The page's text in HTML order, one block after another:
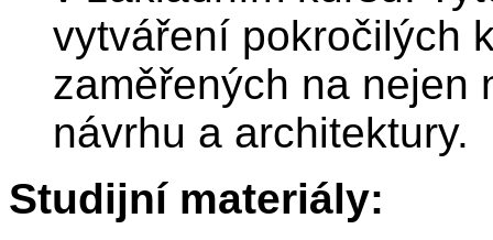
vytváření pokročilých
zaměřených na nejen
návrhu a architektury.
Studijní materiály: